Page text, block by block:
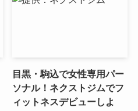
目黒・駒込で女性専用パー
ソナル！ネクストジムでフ
ィットネスデビューしよ